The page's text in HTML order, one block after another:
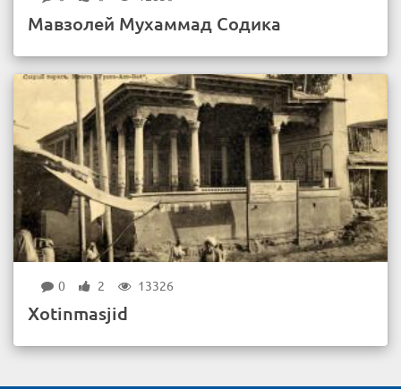
Мавзолей Мухаммад Содика
0 2 13326
Xotinmasjid